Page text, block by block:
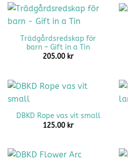
Trädgårdsredskap för
barn – Gift in a Tin
205.00 kr
DBKD Rope vas vit small
125.00 kr